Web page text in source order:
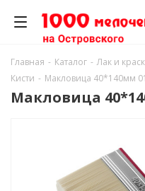
Главная - Каталог - Лак и
Кисти - Макловица 40*140мм
Макловица